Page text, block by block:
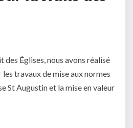
pour
la
Nuits
des
des Églises, nous avons réalisé
travaux de mise aux normes
St Augustin et la mise en valeur